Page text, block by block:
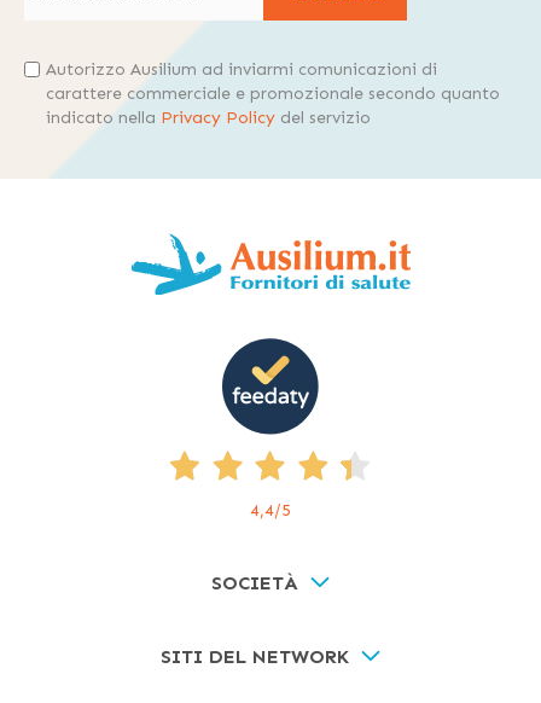
Autorizzo Ausilium ad inviarmi comunicazioni di
carattere commerciale e promozionale secondo quanto
indicato nella Privacy Policy del servizio
4,4/5
SOCIETÀ
SITI DEL NETWORK